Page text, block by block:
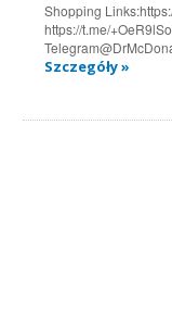
Shopping
https://t.me/
Szczegóły »